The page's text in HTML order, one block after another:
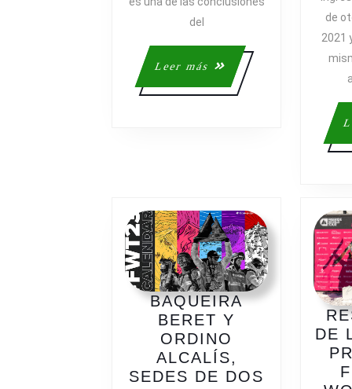
del
Leer más
Leer
más
de
2021
BAQUEIRA
BERET Y
ORDINO
ALCALÍS,
SEDES DE DOS
DE